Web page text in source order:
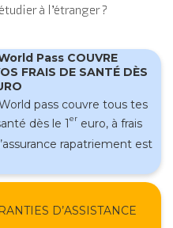
à l’étranger ?
Pass COUVRE
FRAIS DE SANTÉ DÈS
pass couvre tous tes
dès le 1er euro, à frais
rapatriement est
D’ASSISTANCE